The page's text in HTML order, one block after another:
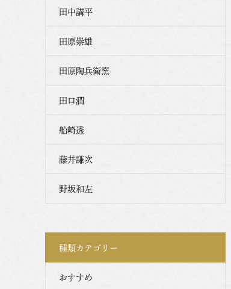
田中講平
田原崇雄
田原陶兵衛窯
田口潤
船崎透
藤井謙次
野坂和左
種類カテゴリー
おすすめ